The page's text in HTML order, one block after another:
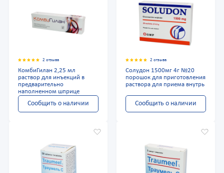
2 отзыва
КомбиГилан 2,25 мл
раствор для инъекций в
предварительно
наполненном шприце
Сообщить о наличии
2 отзыва
Солудон 1500мг 4г №20
порошок для приготовления
раствора для приема внутрь
Сообщить о наличии